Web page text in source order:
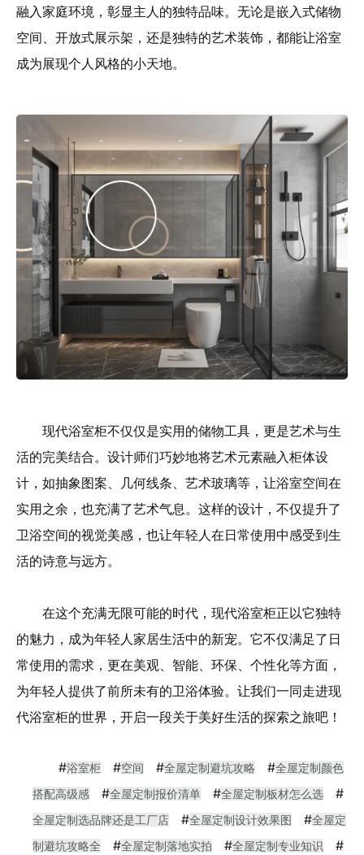
融入家庭环境，彰显主人的独特品味。无论是嵌入式储物
空间、开放式展示架，还是独特的艺术装饰，都能让浴室
成为展现个人风格的小天地。
现代浴室柜不仅仅是实用的储物工具，更是艺术与生
活的完美结合。设计师们巧妙地将艺术元素融入柜体设
计，如抽象图案、几何线条、艺术玻璃等，让浴室空间在
实用之余，也充满了艺术气息。这样的设计，不仅提升了
卫浴空间的视觉美感，也让年轻人在日常使用中感受到生
活的诗意与远方。
在这个充满无限可能的时代，现代浴室柜正以它独特
的魅力，成为年轻人家居生活中的新宠。它不仅满足了日
常使用的需求，更在美观、智能、环保、个性化等方面，
为年轻人提供了前所未有的卫浴体验。让我们一同走进现
代浴室柜的世界，开启一段关于美好生活的探索之旅吧！
#浴室柜 #空间 #全屋定制避坑攻略 #全屋定制颜色
搭配高级感
#全屋定制报价清单 #全屋定制板材怎么选 #
全屋定制选品牌还是工厂店 #全屋定制设计效果图 #全屋定
制避坑攻略全
#全屋定制落地实拍 #全屋定制专业知识 #